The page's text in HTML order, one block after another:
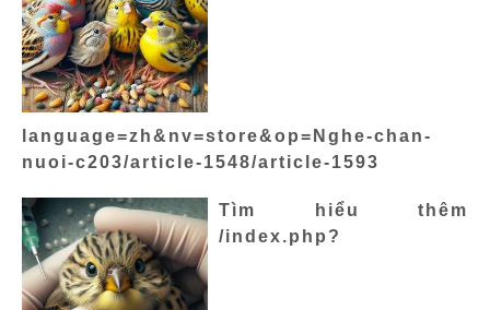
language=zh&nv=store&op=Nghe-chan-
nuoi-c203/article-1548/article-1593
Tìm hiểu thêm
/index.php?